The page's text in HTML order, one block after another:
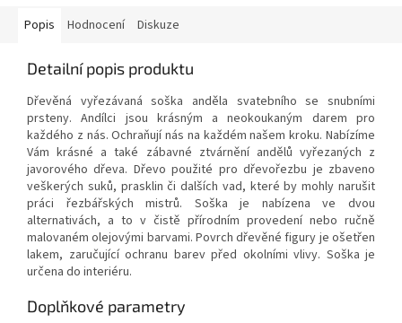
Popis Hodnocení Diskuze
Detailní popis produktu
Dřevěná vyřezávaná soška anděla svatebního se snubními
prsteny. Andílci jsou krásným a neokoukaným darem pro
každého z nás. Ochraňují nás na každém našem kroku. Nabízíme
Vám krásné a také zábavné ztvárnění andělů vyřezaných z
javorového dřeva. Dřevo použité pro dřevořezbu je zbaveno
veškerých suků, prasklin či dalších vad, které by mohly narušit
práci řezbářských mistrů. Soška je nabízena ve dvou
alternativách, a to v čistě přírodním provedení nebo ručně
malovaném olejovými barvami. Povrch dřevěné figury je ošetřen
lakem, zaručující ochranu barev před okolními vlivy. Soška je
určena do interiéru.
Doplňkové parametry